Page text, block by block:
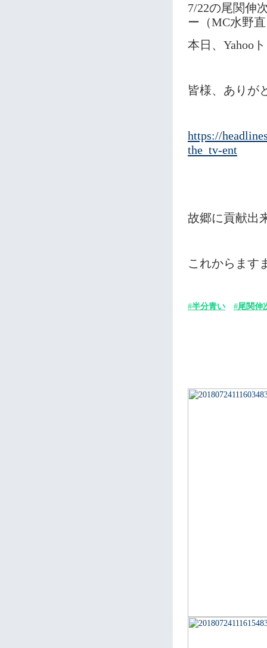
7/22の尾関伸
ー（MC水野
本日、Yahoo
皆様、ありが
https://
the_tv-ent
故郷に貢献出
これからます
#半分青い #尾関伸